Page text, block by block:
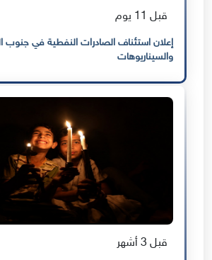
قبل 11 يوم
إعلان استئناف الصادرات النفطية في جنوب
والسيناريوهات
قبل 3 أشهر